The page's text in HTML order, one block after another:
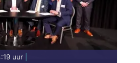
uur|